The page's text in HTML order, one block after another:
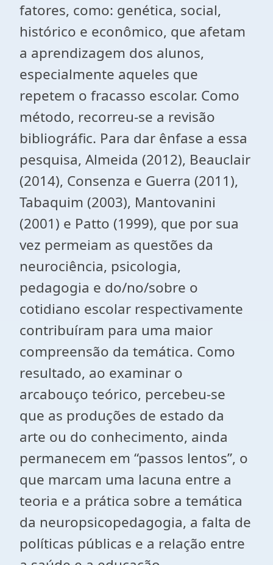
fatores, como: genética, social,
histórico e econômico, que afetam
a aprendizagem dos alunos,
especialmente aqueles que
repetem o fracasso escolar. Como
método, recorreu-se a revisão
bibliográfic. Para dar ênfase a essa
pesquisa, Almeida (2012), Beauclair
(2014), Consenza e Guerra (2011),
Tabaquim (2003), Mantovanini
(2001) e Patto (1999), que por sua
vez permeiam as questões da
neurociência, psicologia,
pedagogia e do/no/sobre o
cotidiano escolar respectivamente
contribuíram para uma maior
compreensão da temática. Como
resultado, ao examinar o
arcabouço teórico, percebeu-se
que as produções de estado da
arte ou do conhecimento, ainda
permanecem em “passos lentos”, o
que marcam uma lacuna entre a
teoria e a prática sobre a temática
da neuropsicopedagogia, a falta de
políticas públicas e a relação entre